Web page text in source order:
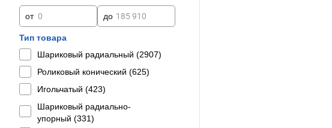
от до
Тип товара
Шариковый радиальный (2907)
Роликовый конический (625)
Игольчатый (423)
Шариковый радиально-
упорный (331)